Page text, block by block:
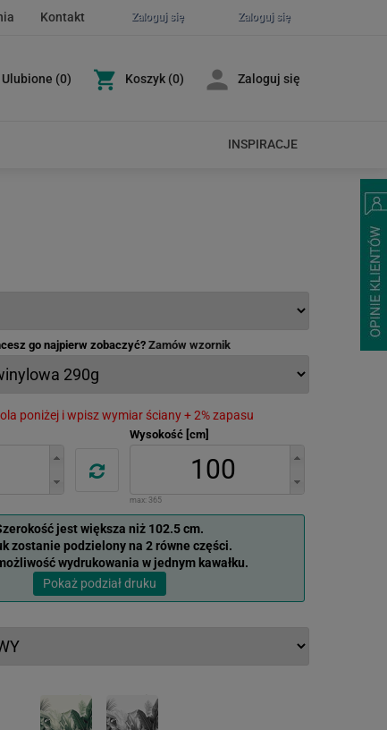
Zaloguj się
Zaloguj się
Kontakt
Ulubione (0) Koszyk (0) Zaloguj się
INSPIRACJE
go najpierw zobaczyć?Zamów wzornik
poniżej i wpisz wymiar ściany + 2% zapasu
Wysokość [cm]
max: 365
jest większa niż 102.5 cm.
zostanie podzielony na 2 równe części.
wydrukowania w jednym kawałku.
Pokaż podział druku